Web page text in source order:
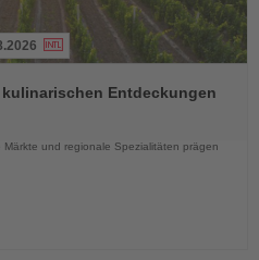
Entdeckungen
und regionale Spezialitäten prägen